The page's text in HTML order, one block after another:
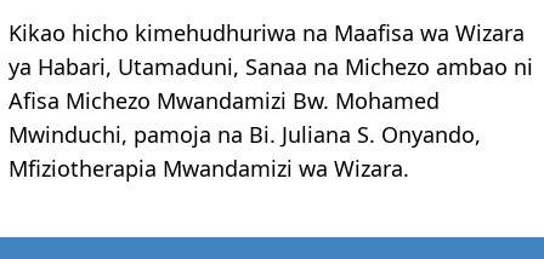
Kikao hicho kimehudhuriwa na Maafisa wa Wizara
ya Habari, Utamaduni, Sanaa na Michezo ambao ni
Afisa Michezo Mwandamizi Bw. Mohamed
Mwinduchi, pamoja na Bi. Juliana S. Onyando,
Mfiziotherapia Mwandamizi wa Wizara.